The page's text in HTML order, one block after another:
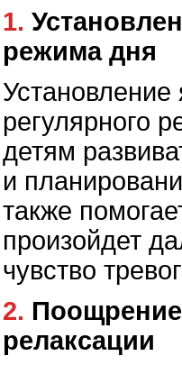
1. Установление ясных правил и
режима дня
регулярного
детям
и
также
произойдет
чувство
2. Поощрение практики медитации и
релаксации